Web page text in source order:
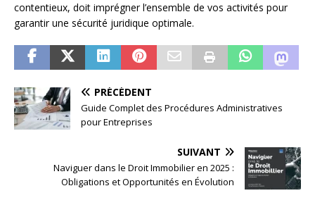
contentieux, doit imprégner l’ensemble de vos activités pour
garantir une sécurité juridique optimale.
PRÉCÉDENT
Guide Complet des Procédures Administratives
pour Entreprises
SUIVANT
Naviguer dans le Droit Immobilier en 2025 :
Obligations et Opportunités en Évolution